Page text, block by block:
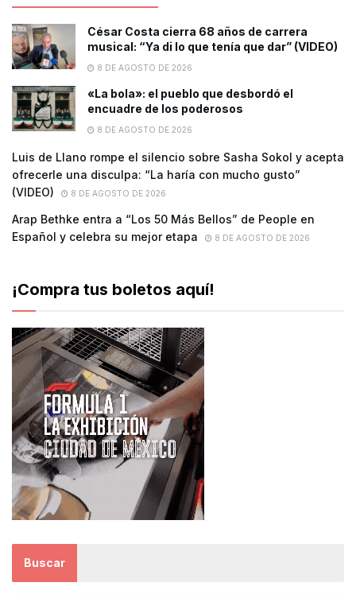
César Costa cierra 68 años de carrera
musical: “Ya di lo que tenía que dar” (VIDEO)
8 DE AGOSTO DE 2026
«La bola»: el pueblo que desbordó el
encuadre de los poderosos
8 DE AGOSTO DE 2026
Luis de Llano rompe el silencio sobre Sasha Sokol y acepta
ofrecerle una disculpa: “La haría con mucho gusto”
(VIDEO)
8 DE AGOSTO DE 2026
Arap Bethke entra a “Los 50 Más Bellos” de People en
Español y celebra su mejor etapa
8 DE AGOSTO DE 2026
¡Compra tus boletos aquí!
Buscar